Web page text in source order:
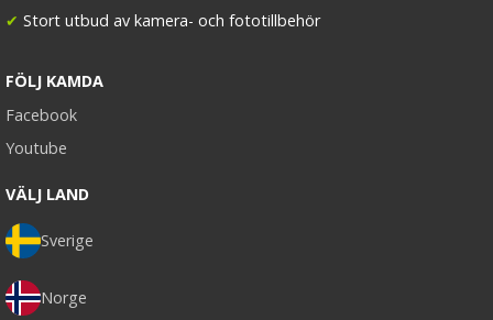
✔ Stort utbud av kamera- och fototillbehör
FÖLJ KAMDA
Facebook
Youtube
VÄLJ LAND
Sverige
Norge